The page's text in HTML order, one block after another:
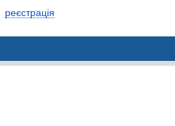
реєстрація